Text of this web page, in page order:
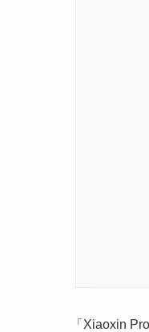
「Xiaoxin